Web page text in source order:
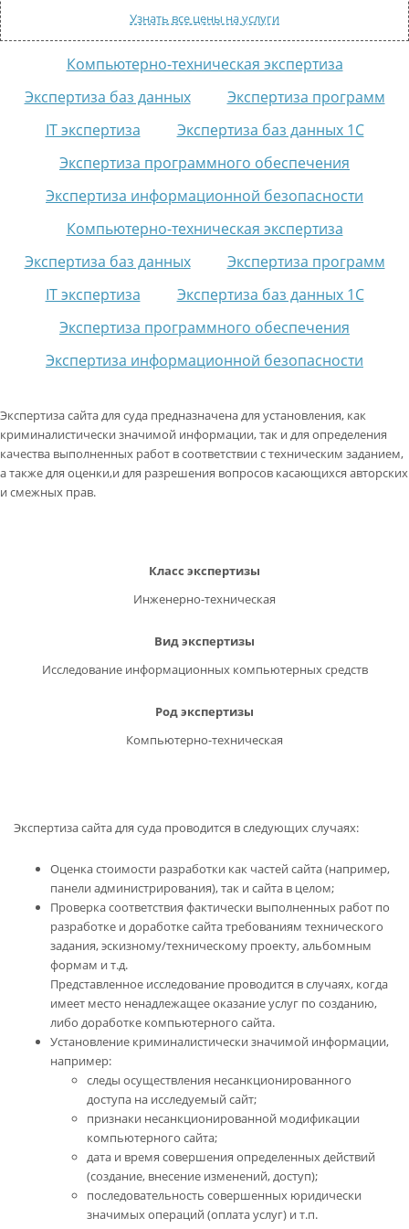
ВОПРОС-ОТВЕТ
Узнать все цены на услуги
Компьютерно-техническая экспертиза
Экспертиза баз данных
Экспертиза программ
IT экспертиза
Экспертиза баз данных 1C
Экспертиза программного обеспечения
Экспертиза информационной безопасности
Компьютерно-техническая экспертиза
Экспертиза баз данных
Экспертиза программ
IT экспертиза
Экспертиза баз данных 1C
Экспертиза программного обеспечения
Экспертиза информационной безопасности
Экспертиза сайта для суда предназначена для установления, как
криминалистически значимой информации, так и для определения
качества выполненных работ в соответствии с техническим заданием,
а также для оценки,и для разрешения вопросов касающихся авторских
и смежных прав.
Класс экспертизы
Инженерно-техническая
Вид экспертизы
Исследование информационных компьютерных средств
Род экспертизы
Компьютерно-техническая
Экспертиза сайта для суда проводится в следующих случаях:
Оценка стоимости разработки как частей сайта (например,
панели администрирования), так и сайта в целом;
Проверка соответствия фактически выполненных работ по
разработке и доработке сайта требованиям технического
задания, эскизному/техническому проекту, альбомным
формам и т.д.
Представленное исследование проводится в случаях, когда
имеет место ненадлежащее оказание услуг по созданию,
либо доработке компьютерного сайта.
Установление криминалистически значимой информации,
например:
следы осуществления несанкционированного
доступа на исследуемый сайт;
признаки несанкционированной модификации
компьютерного сайта;
дата и время совершения определенных действий
(создание, внесение изменений, доступ);
последовательность совершенных юридически
значимых операций (оплата услуг) и т.п.